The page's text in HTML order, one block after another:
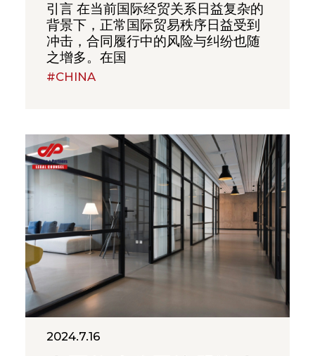
引言 在当前国际经贸关系日益复杂的
背景下，正常国际贸易秩序日益受到
冲击，合同履行中的风险与纠纷也随
之增多。在国
#CHINA
2024.7.16